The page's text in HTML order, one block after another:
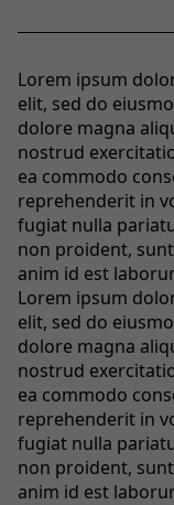
Lorem ipsum
elit, sed do
dolore magna
nostrud
ea commodo
reprehenderit in
fugiat nulla
non proident,
anim id est
Lorem ipsum
elit, sed do
dolore magna
nostrud
ea commodo
reprehenderit in
fugiat nulla
non proident,
anim id est